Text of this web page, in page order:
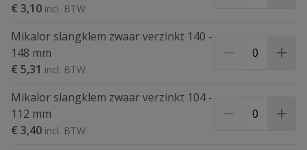
€ 3,10
Mikalor slangklem zwaar verzinkt 140 -
148 mm
€ 5,31
Mikalor slangklem zwaar verzinkt 104 -
112 mm
€ 3,40